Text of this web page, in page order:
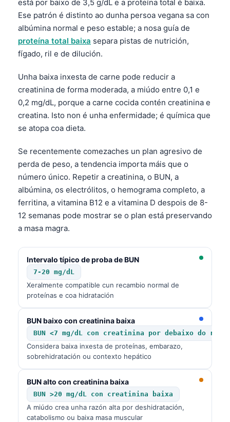
está por baixo de 3,5 g/dL e a proteína total é baixa.
Ese patrón é distinto ao dunha persoa vegana sa con
albúmina normal e peso estable; a nosa guía de
proteína total baixa separa pistas de nutrición,
fígado, ril e de dilución.
Unha baixa inxesta de carne pode reducir a
creatinina de forma moderada, a miúdo entre 0,1 e
0,2 mg/dL, porque a carne cocida contén creatinina e
creatina. Isto non é unha enfermidade; é química que
se atopa coa dieta.
Se recentemente comezaches un plan agresivo de
perda de peso, a tendencia importa máis que o
número único. Repetir a creatinina, o BUN, a
albúmina, os electrólitos, o hemograma completo, a
ferritina, a vitamina B12 e a vitamina D despois de 8-
12 semanas pode mostrar se o plan está preservando
a masa magra.
Intervalo típico de proba de BUN
7-20 mg/dL
Xeralmente compatible cun recambio normal de
proteínas e coa hidratación
BUN baixo con creatinina baixa
BUN <7 mg/dL con creatinina por debaixo do rango
Considera baixa inxesta de proteínas, embarazo,
sobrehidratación ou contexto hepático
BUN alto con creatinina baixa
BUN >20 mg/dL con creatinina baixa
A miúdo crea unha razón alta por deshidratación,
catabolismo ou baixa masa muscular
Bahasa Melayu
Tiếng Việt
ไทย
ဗမာစာ
ភាសាខ្មែរ
Kiswahili
አማርኛ
Українська
O‘zbekcha
Қазақ тілі
Suomi
Hrvatski
Slovenčina
سنڌي
සිංහල
অসমীয়া
Македонски јазик
Euskara
Gàidhlig
Occitan